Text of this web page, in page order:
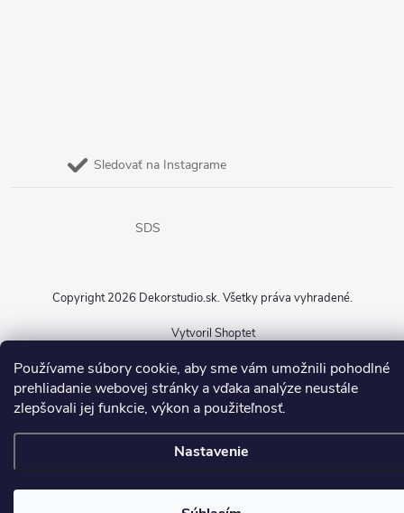
Používame súbory cookie, aby sme vám umožnili pohodlné
prehliadanie webovej stránky a vďaka analýze neustále
zlepšovali jej funkcie, výkon a použiteľnosť.
Nastavenie
Sledovať na Instagrame
SDS
Vytvoril Shoptet
Copyright 2026 Dekorstudio.sk. Všetky práva vyhradené.